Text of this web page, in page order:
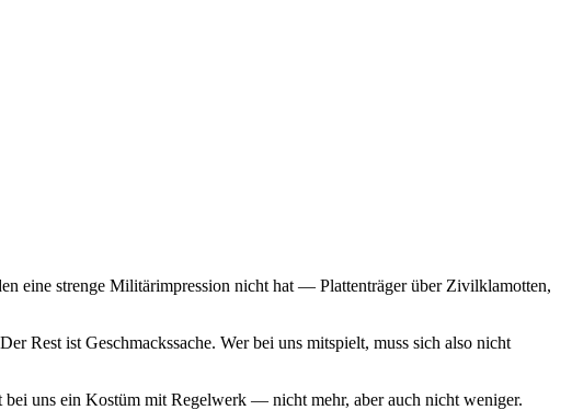
eine strenge Militärimpression nicht hat — Plattenträger über Zivilklamotten,
Rest ist Geschmackssache. Wer bei uns mitspielt, muss sich also nicht
uns ein Kostüm mit Regelwerk — nicht mehr, aber auch nicht weniger.